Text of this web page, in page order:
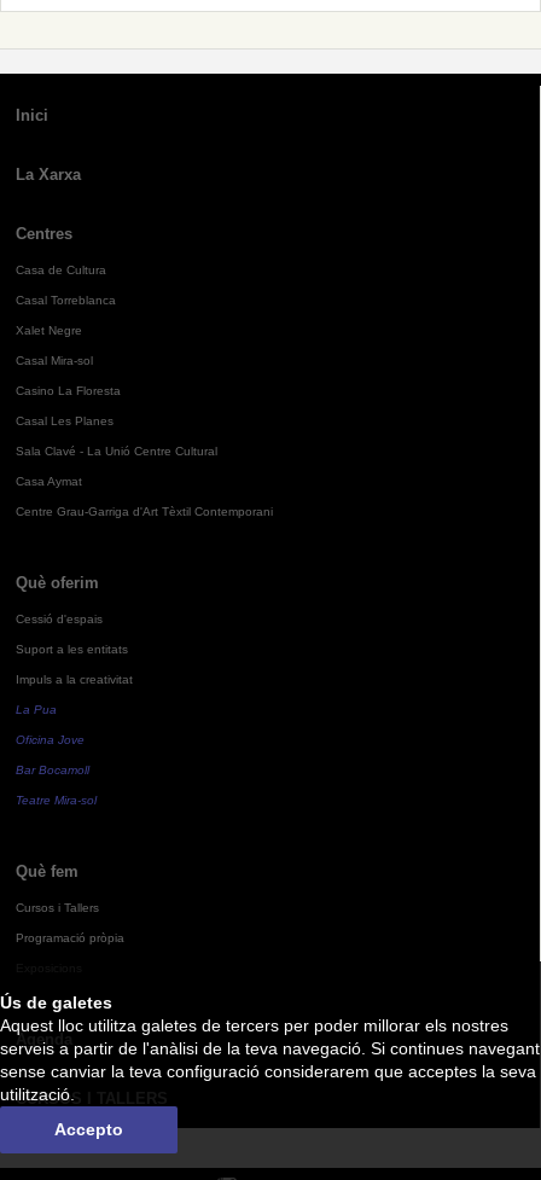
Ús de galetes
Aquest lloc utilitza galetes de tercers per poder millorar els nostres
serveis a partir de l'anàlisi de la teva navegació. Si continues navegant
sense canviar la teva configuració considerarem que acceptes la seva
utilització.
Accepto
Inici
La Xarxa
Centres
Casa de Cultura
Casal Torreblanca
Xalet Negre
Casal Mira-sol
Casino La Floresta
Casal Les Planes
Sala Clavé - La Unió Centre Cultural
Casa Aymat
Centre Grau-Garriga d'Art Tèxtil Contemporani
Què oferim
Cessió d'espais
Suport a les entitats
Impuls a la creativitat
La Pua
Oficina Jove
Bar Bocamoll
Teatre Mira-sol
Què fem
Cursos i Tallers
Programació pròpia
Agenda
CURSOS I TALLERS